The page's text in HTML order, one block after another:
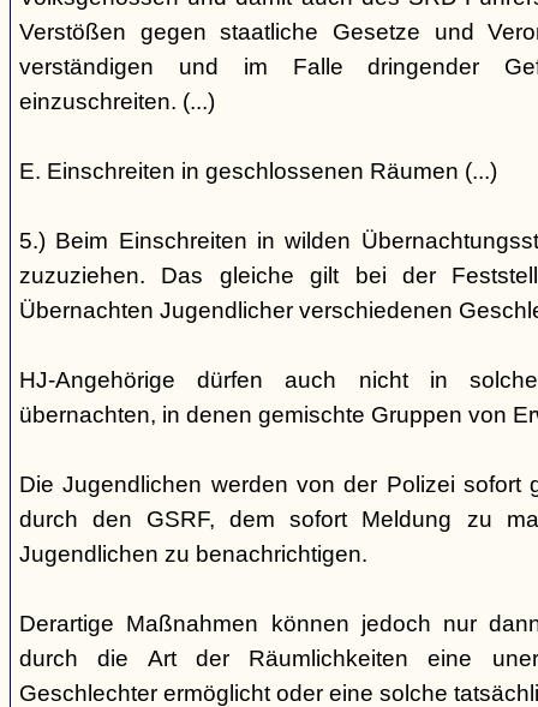
Verstößen gegen staatliche Gesetze und
verständigen und im Falle dringender
einzuschreiten. (...)
E. Einschreiten in geschlossenen Räumen (...)
5.) Beim Einschreiten in wilden
zuzuziehen. Das gleiche gilt bei der
Übernachten Jugendlicher verschiedenen
HJ-Angehörige dürfen auch nicht in
übernachten, in denen gemischte Gruppen von
Die Jugendlichen werden von der Polizei sofort
durch den GSRF, dem sofort Meldung zu
Jugendlichen zu benachrichtigen.
Derartige Maßnahmen können jedoch nur
durch die Art der Räumlichkeiten eine
Geschlechter ermöglicht oder eine solche